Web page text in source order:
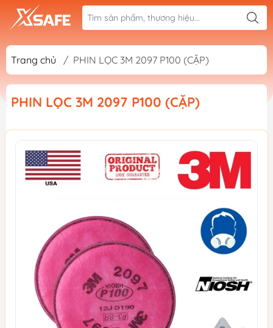
Trang chủ / PHIN LỌC 3M 2097 P100 (CẶP)
PHIN LỌC 3M 2097 P100 (CẶP)